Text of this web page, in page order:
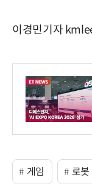
이경민기자
게임 로봇